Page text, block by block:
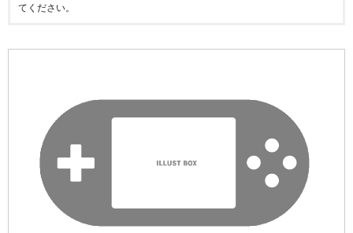
てください。